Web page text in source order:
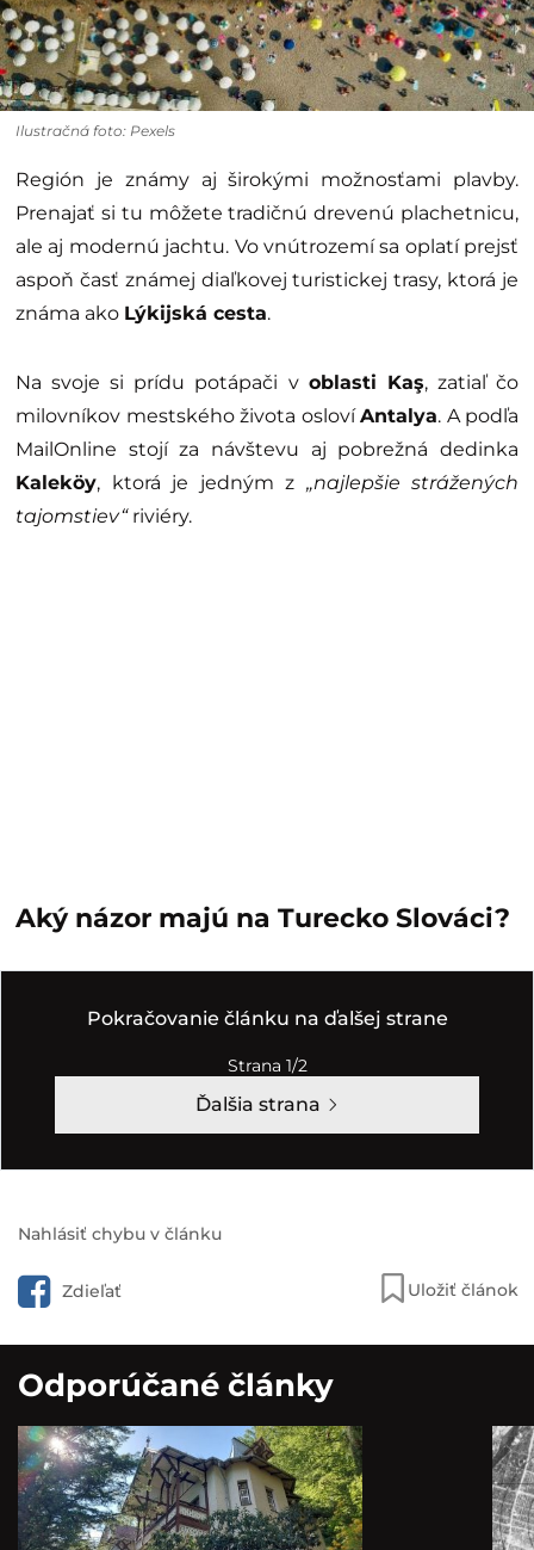
Ilustračná foto: Pexels
Región je známy aj širokými možnosťami plavby.
Prenajať si tu môžete tradičnú drevenú plachetnicu,
ale aj modernú jachtu. Vo vnútrozemí sa oplatí prejsť
aspoň časť známej diaľkovej turistickej trasy, ktorá je
známa ako Lýkijská cesta.
Na svoje si prídu potápači v oblasti Kaş, zatiaľ čo
milovníkov mestského života oslovíAntalya. A podľa
MailOnline stojí za návštevu aj pobrežná dedinka
Kaleköy, ktorá je jedným z „najlepšie strážených
tajomstiev“riviéry.
Aký názor majú na Turecko Slováci?
Pokračovanie článku na ďalšej strane
Strana 1/2
Ďalšia strana
Nahlásiť chybu v článku
Zdieľať Uložiť článok
Odporúčané články